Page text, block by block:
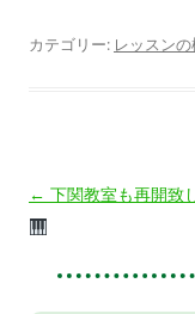
カテゴリー: レッスン
投
稿
← 下関教室も再開致